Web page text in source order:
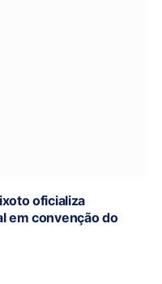
oficializa
em convenção do